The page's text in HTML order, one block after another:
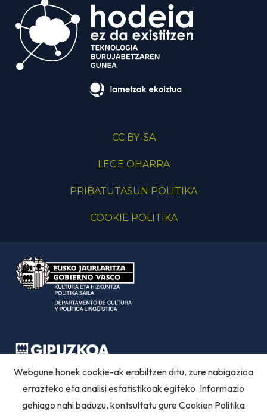
CC BY-SA
LEGE OHARRA
PRIBATUTASUN POLITIKA
COOKIE POLITIKA
Webgune honek cookie-ak erabiltzen ditu, zure nabigazioa
errazteko eta analisi estatistikoak egiteko. Informazio
gehiago nahi baduzu, kontsultatu gureCookien Politika